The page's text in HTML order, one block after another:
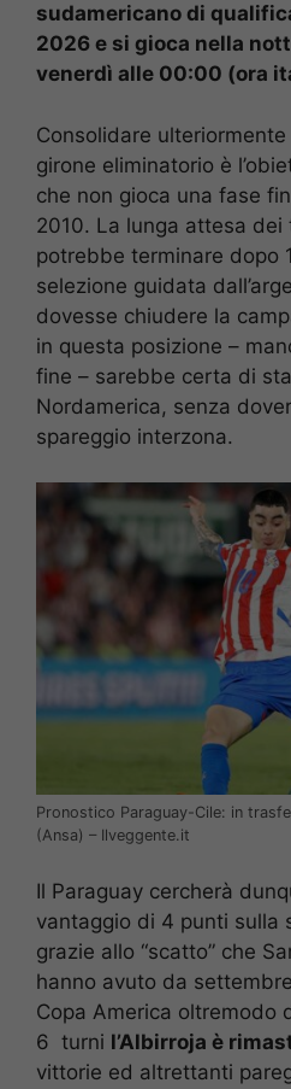
sudamericano di
2026 e si gioca nella
venerdì alle 00:00 (ora
Consolidare
girone eliminatorio è
che non gioca una fase
2010. La lunga attesa dei
potrebbe terminare dopo
selezione guidata
dovesse chiudere la
in questa posizione –
fine – sarebbe certa di
Nordamerica, senza
spareggio interzona.
Pronostico Paraguay-Cile: in
(Ansa) – Ilveggente.it
Il Paraguay cercherà
vantaggio di 4 punti sulla
grazie allo “scatto” che
hanno avuto da
Copa America oltremodo
6 turni l’Albirroja è
vittorie ed altrettanti